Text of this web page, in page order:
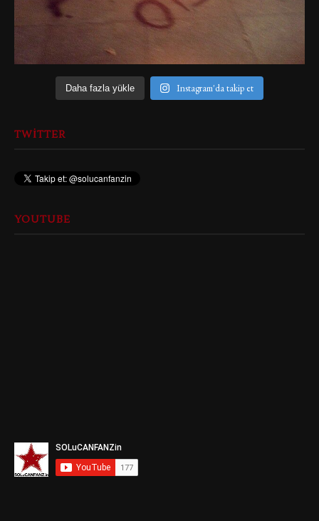
Daha fazla yükle Instagram'da takip et
TWITTER
YOUTUBE